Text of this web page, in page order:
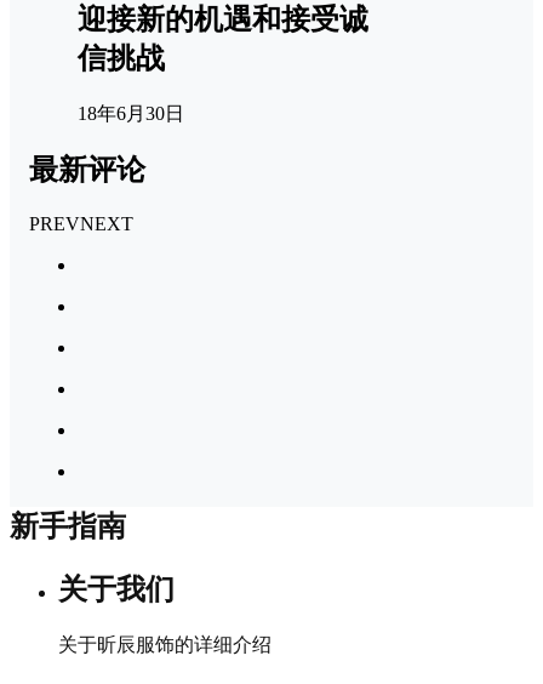
迎接新的机遇和接受诚
信挑战
18年6月30日
最新评论
PREVNEXT
新手指南
关于我们
关于昕辰服饰的详细介绍